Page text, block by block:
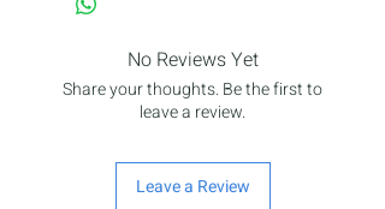
No Reviews Yet
Share your thoughts. Be the first to
leave a review.
Leave a Review